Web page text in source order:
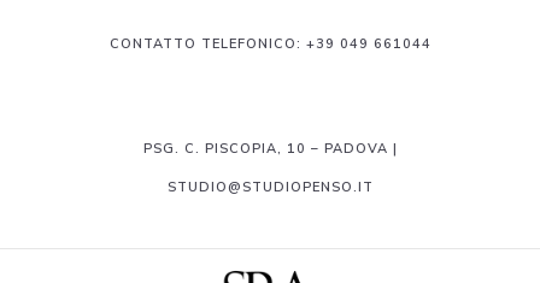
CONTATTO TELEFONICO: +39 049 661044
PSG. C. PISCOPIA, 10 – PADOVA |
STUDIO@STUDIOPENSO.IT